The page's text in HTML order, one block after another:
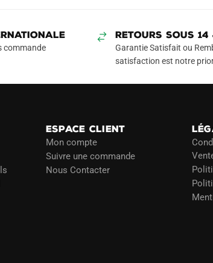
commande
RETOURS SOUS 14
Garantie Satisfait ou
satisfaction est notre
ESPACE CLIENT
Mon compte
Suivre une commande
Nous Contacter